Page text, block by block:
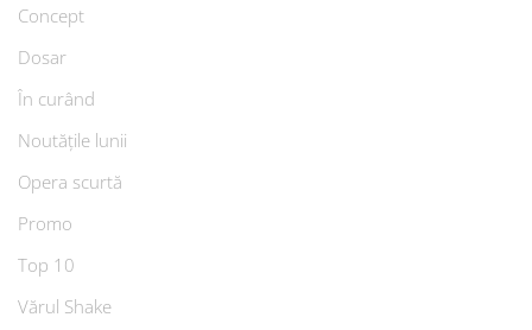
Concept
Dosar
În curând
Noutățile lunii
Opera scurtă
Promo
Top 10
Vărul Shake